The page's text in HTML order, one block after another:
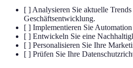
[ ] Analysieren Sie aktuelle
Geschäftsentwicklung.
[ ] Implementieren Sie
[ ] Entwickeln Sie eine
[ ] Personalisieren Sie Ihre
[ ] Prüfen Sie Ihre